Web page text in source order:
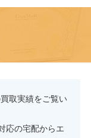
取実績をご覧い
応の宅配からエ